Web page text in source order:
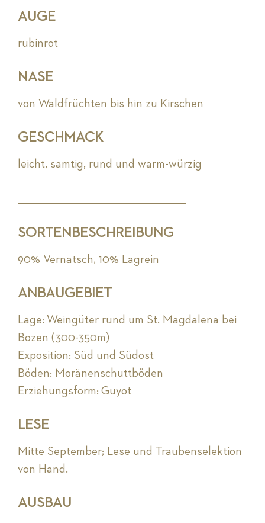
AUGE
rubinrot
NASE
von Waldfrüchten bis hin zu Kirschen
GESCHMACK
leicht, samtig, rund und warm-würzig
SORTENBESCHREIBUNG
90% Vernatsch, 10% Lagrein
ANBAUGEBIET
Lage: Weingüter rund um St. Magdalena bei
Bozen (300-350m)
Exposition: Süd und Südost
Böden: Moränenschuttböden
Erziehungsform: Guyot
LESE
Mitte September; Lese und Traubenselektion
von Hand.
AUSBAU